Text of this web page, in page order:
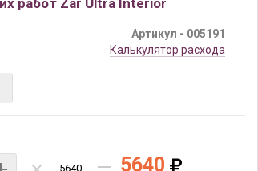
работ Zar Ultra Interior
Артикул - 005191
Калькулятор расхода
5640 5640